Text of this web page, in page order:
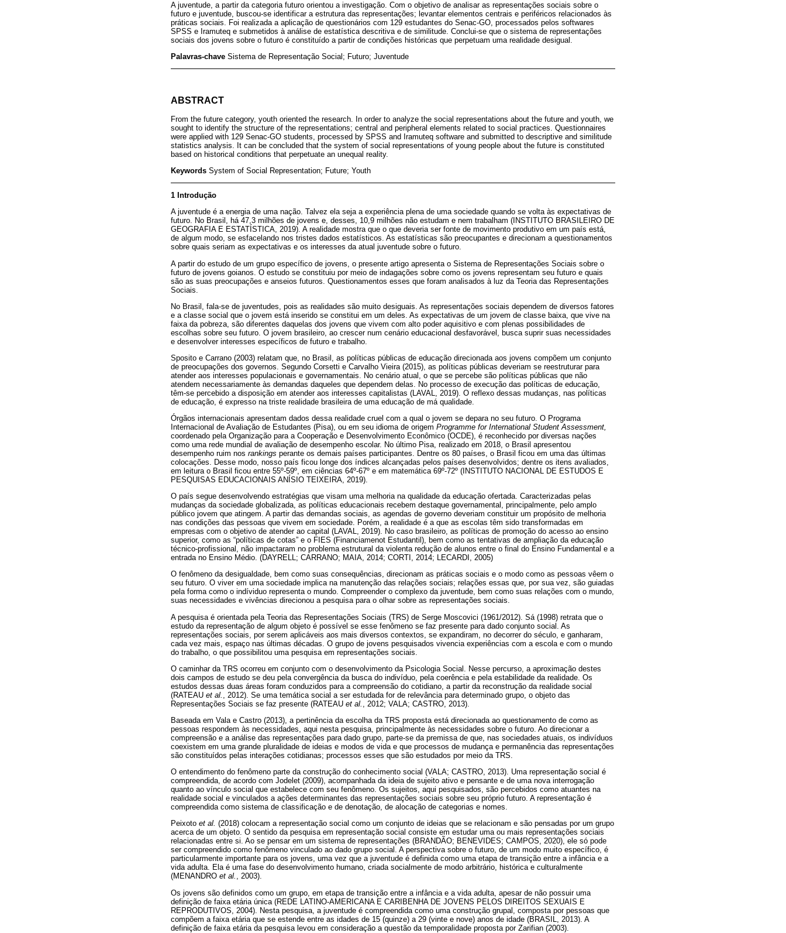
A juventude, a partir da categoria futuro orientou a investigação. Com o objetivo de analisar as representações sociais sobre o
futuro e juventude, buscou-se identificar a estrutura das representações; levantar elementos centrais e periféricos relacionados às
práticas sociais. Foi realizada a aplicação de questionários com 129 estudantes do Senac-GO, processados pelos softwares
SPSS e Iramuteq e submetidos à análise de estatística descritiva e de similitude. Conclui-se que o sistema de representações
sociais dos jovens sobre o futuro é constituído a partir de condições históricas que perpetuam uma realidade desigual.
Palavras-chave Sistema de Representação Social; Futuro; Juventude
ABSTRACT
From the future category, youth oriented the research. In order to analyze the social representations about the future and youth, we
sought to identify the structure of the representations; central and peripheral elements related to social practices. Questionnaires
were applied with 129 Senac-GO students, processed by SPSS and Iramuteq software and submitted to descriptive and similitude
statistics analysis. It can be concluded that the system of social representations of young people about the future is constituted
based on historical conditions that perpetuate an unequal reality.
Keywords System of Social Representation; Future; Youth
1 Introdução
A juventude é a energia de uma nação. Talvez ela seja a experiência plena de uma sociedade quando se volta às expectativas de
futuro. No Brasil, há 47,3 milhões de jovens e, desses, 10,9 milhões não estudam e nem trabalham (INSTITUTO BRASILEIRO DE
GEOGRAFIA E ESTATÍSTICA, 2019). A realidade mostra que o que deveria ser fonte de movimento produtivo em um país está,
de algum modo, se esfacelando nos tristes dados estatísticos. As estatísticas são preocupantes e direcionam a questionamentos
sobre quais seriam as expectativas e os interesses da atual juventude sobre o futuro.
A partir do estudo de um grupo específico de jovens, o presente artigo apresenta o Sistema de Representações Sociais sobre o
futuro de jovens goianos. O estudo se constituiu por meio de indagações sobre como os jovens representam seu futuro e quais
são as suas preocupações e anseios futuros. Questionamentos esses que foram analisados à luz da Teoria das Representações
Sociais.
No Brasil, fala-se de juventudes, pois as realidades são muito desiguais. As representações sociais dependem de diversos fatores
e a classe social que o jovem está inserido se constitui em um deles. As expectativas de um jovem de classe baixa, que vive na
faixa da pobreza, são diferentes daquelas dos jovens que vivem com alto poder aquisitivo e com plenas possibilidades de
escolhas sobre seu futuro. O jovem brasileiro, ao crescer num cenário educacional desfavorável, busca suprir suas necessidades
e desenvolver interesses específicos de futuro e trabalho.
Sposito e Carrano (2003) relatam que, no Brasil, as políticas públicas de educação direcionada aos jovens compõem um conjunto
de preocupações dos governos. Segundo Corsetti e Carvalho Vieira (2015), as políticas públicas deveriam se reestruturar para
atender aos interesses populacionais e governamentais. No cenário atual, o que se percebe são políticas públicas que não
atendem necessariamente às demandas daqueles que dependem delas. No processo de execução das políticas de educação,
têm-se percebido a disposição em atender aos interesses capitalistas (LAVAL, 2019). O reflexo dessas mudanças, nas políticas
de educação, é expresso na triste realidade brasileira de uma educação de má qualidade.
Órgãos internacionais apresentam dados dessa realidade cruel com a qual o jovem se depara no seu futuro. O Programa
Internacional de Avaliação de Estudantes (Pisa), ou em seu idioma de origem Programme for International Student Assessment,
coordenado pela Organização para a Cooperação e Desenvolvimento Econômico (OCDE), é reconhecido por diversas nações
como uma rede mundial de avaliação de desempenho escolar. No último Pisa, realizado em 2018, o Brasil apresentou
desempenho ruim nos rankings perante os demais países participantes. Dentre os 80 países, o Brasil ficou em uma das últimas
colocações. Desse modo, nosso país ficou longe dos índices alcançadas pelos países desenvolvidos; dentre os itens avaliados,
em leitura o Brasil ficou entre 55º-59º, em ciências 64º-67º e em matemática 69º-72º (INSTITUTO NACIONAL DE ESTUDOS E
PESQUISAS EDUCACIONAIS ANÍSIO TEIXEIRA, 2019).
O país segue desenvolvendo estratégias que visam uma melhoria na qualidade da educação ofertada. Caracterizadas pelas
mudanças da sociedade globalizada, as políticas educacionais recebem destaque governamental, principalmente, pelo amplo
público jovem que atingem. A partir das demandas sociais, as agendas de governo deveriam constituir um propósito de melhoria
nas condições das pessoas que vivem em sociedade. Porém, a realidade é a que as escolas têm sido transformadas em
empresas com o objetivo de atender ao capital (LAVAL, 2019). No caso brasileiro, as políticas de promoção do acesso ao ensino
superior, como as “políticas de cotas” e o FIES (Financiamenot Estudantil), bem como as tentativas de ampliação da educação
técnico-profissional, não impactaram no problema estrutural da violenta redução de alunos entre o final do Ensino Fundamental e a
entrada no Ensino Médio. (DAYRELL; CARRANO; MAIA, 2014; CORTI, 2014; LECARDI, 2005)
O fenômeno da desigualdade, bem como suas consequências, direcionam as práticas sociais e o modo como as pessoas vêem o
seu futuro. O viver em uma sociedade implica na manutenção das relações sociais; relações essas que, por sua vez, são guiadas
pela forma como o indíviduo representa o mundo. Compreender o complexo da juventude, bem como suas relações com o mundo,
suas necessidades e vivências direcionou a pesquisa para o olhar sobre as representações sociais.
A pesquisa é orientada pela Teoria das Representações Sociais (TRS) de Serge Moscovici (1961/2012). Sá (1998) retrata que o
estudo da representação de algum objeto é possível se esse fenômeno se faz presente para dado conjunto social. As
representações sociais, por serem aplicáveis aos mais diversos contextos, se expandiram, no decorrer do século, e ganharam,
cada vez mais, espaço nas últimas décadas. O grupo de jovens pesquisados vivencia experiências com a escola e com o mundo
do trabalho, o que possibilitou uma pesquisa em representações sociais.
O caminhar da TRS ocorreu em conjunto com o desenvolvimento da Psicologia Social. Nesse percurso, a aproximação destes
dois campos de estudo se deu pela convergência da busca do indivíduo, pela coerência e pela estabilidade da realidade. Os
estudos dessas duas áreas foram conduzidos para a compreensão do cotidiano, a partir da reconstrução da realidade social
(RATEAU et al.
, 2012). Se uma temática social a ser estudada for de relevância para determinado grupo, o objeto das
Representações Sociais se faz presente (RATEAU et al.
, 2012; VALA; CASTRO, 2013).
Baseada em Vala e Castro (2013), a pertinência da escolha da TRS proposta está direcionada ao questionamento de como as
pessoas respondem às necessidades, aqui nesta pesquisa, principalmente às necessidades sobre o futuro. Ao direcionar a
compreensão e a análise das representações para dado grupo, parte-se da premissa de que, nas sociedades atuais, os indivíduos
coexistem em uma grande pluralidade de ideias e modos de vida e que processos de mudança e permanência das representações
são constituídos pelas interações cotidianas; processos esses que são estudados por meio da TRS.
O entendimento do fenômeno parte da construção do conhecimento social (VALA; CASTRO, 2013). Uma representação social é
compreendida, de acordo com Jodelet (2009), acompanhada da ideia de sujeito ativo e pensante e de uma nova interrogação
quanto ao vínculo social que estabelece com seu fenômeno. Os sujeitos, aqui pesquisados, são percebidos como atuantes na
realidade social e vinculados a ações determinantes das representações sociais sobre seu próprio futuro. A representação é
compreendida como sistema de classificação e de denotação, de alocação de categorias e nomes.
Peixoto et al. (2018) colocam a representação social como um conjunto de ideias que se relacionam e são pensadas por um grupo
acerca de um objeto. O sentido da pesquisa em representação social consiste em estudar uma ou mais representações sociais
relacionadas entre si. Ao se pensar em um sistema de representações (BRANDÃO; BENEVIDES; CAMPOS, 2020), ele só pode
ser compreendido como fenômeno vinculado ao dado grupo social. A perspectiva sobre o futuro, de um modo muito específico, é
particularmente importante para os jovens, uma vez que a juventude é definida como uma etapa de transição entre a infância e a
vida adulta. Ela é uma fase do desenvolvimento humano, criada socialmente de modo arbitrário, histórica e culturalmente
(MENANDRO et al. , 2003).
Os jovens são definidos como um grupo, em etapa de transição entre a infância e a vida adulta, apesar de não possuir uma
definição de faixa etária única (REDE LATINO-AMERICANA E CARIBENHA DE JOVENS PELOS DIREITOS SEXUAIS E
REPRODUTIVOS, 2004). Nesta pesquisa, a juventude é compreendida como uma construção grupal, composta por pessoas que
compõem a faixa etária que se estende entre as idades de 15 (quinze) a 29 (vinte e nove) anos de idade (BRASIL, 2013). A
definição de faixa etária da pesquisa levou em consideração a questão da temporalidade proposta por Zarifian (2003).